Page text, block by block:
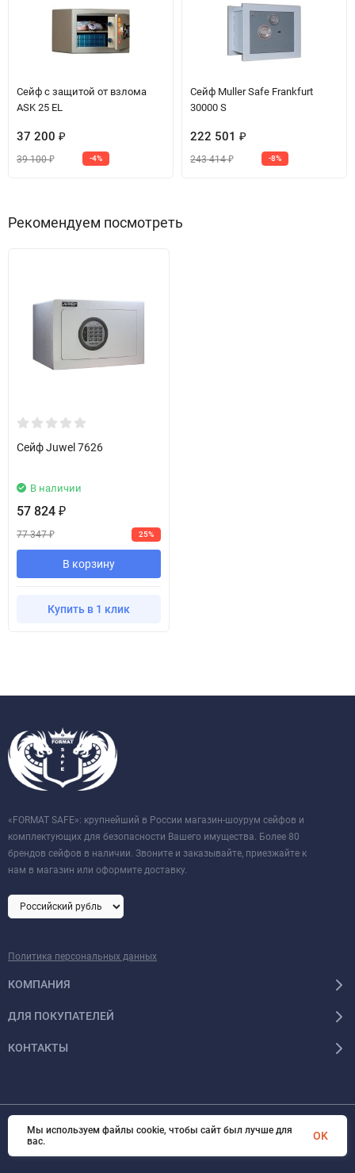
Сейф с защитой от взлома
ASK 25 EL
37 200 ₽
39 100₽ -4%
Сейф Muller Safe Frankfurt
30000 S
222 501 ₽
243 414₽ -8%
Рекомендуем посмотреть
Сейф Juwel 7626
В наличии
57 824 ₽
77 347₽ 25%
В корзину
Купить в 1 клик
«FORMAT SAFE»: крупнейший в России магазин-шоурум сейфов и
комплектующих для безопасности Вашего имущества. Более 80
брендов сейфов в наличии. Звоните и заказывайте, приезжайте к
нам в магазин или оформите доставку.
Политика персональных данных
КОМПАНИЯ
ДЛЯ ПОКУПАТЕЛЕЙ
КОНТАКТЫ
© 2026 Format-safe.ru Все права защищены
Мы используем файлы cookie, чтобы сайт был лучше для
вас.
OK